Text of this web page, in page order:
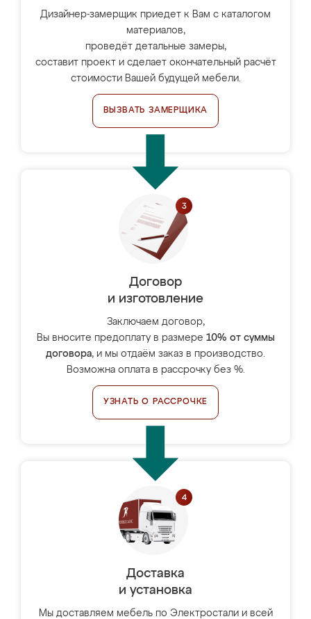
Дизайнер-замерщик приедет к Вам с каталогом
материалов,
проведёт детальные замеры,
составит проект и сделает окончательный расчёт
стоимости Вашей будущей мебели.
ВЫЗВАТЬ ЗАМЕРЩИКА
Договор
и изготовление
Заключаем договор,
Вы вносите предоплату в размере 10% от суммы
договора, и мы отдаём заказ в производство.
Возможна оплата в рассрочку без %.
УЗНАТЬ О РАССРОЧКЕ
Доставка
и установка
Мы доставляем мебель по Электростали и всей